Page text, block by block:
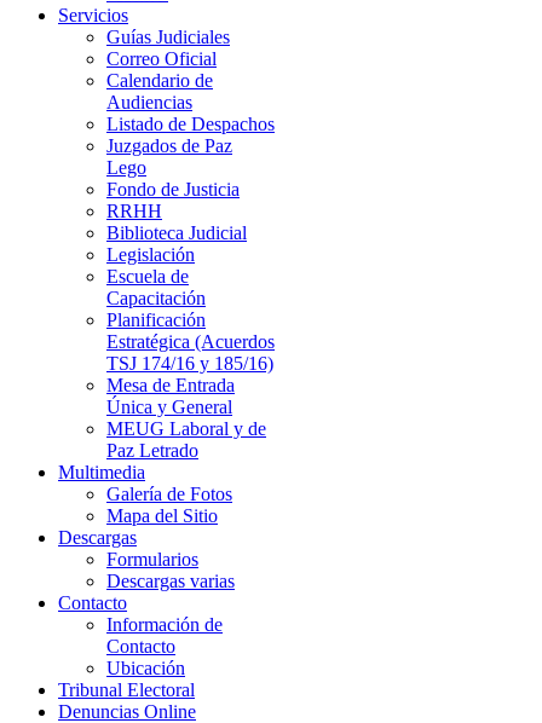
Servicios
Guías Judiciales
Correo Oficial
Calendario de
Audiencias
Listado de Despachos
Juzgados de Paz
Lego
Fondo de Justicia
RRHH
Biblioteca Judicial
Legislación
Escuela de
Capacitación
Planificación
Estratégica (Acuerdos
TSJ 174/16 y 185/16)
Mesa de Entrada
Única y General
MEUG Laboral y de
Paz Letrado
Multimedia
Galería de Fotos
Mapa del Sitio
Descargas
Formularios
Descargas varias
Contacto
Información de
Contacto
Ubicación
Tribunal Electoral
Denuncias Online